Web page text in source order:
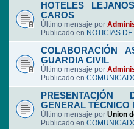
HOTELES
CAROS
Último mensaje por
Publicado en NOTICIAS
COLABORACIÓN
GUARDIA CIVIL
Último mensaje por
Publicado en
PRESENTACIÓN
GENERAL TÉCNICO
Último mensaje por Union
Publicado en